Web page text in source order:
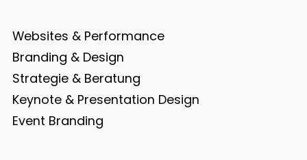
Websites & Performance
Branding & Design
Strategie & Beratung
Keynote & Presentation Design
Event Branding